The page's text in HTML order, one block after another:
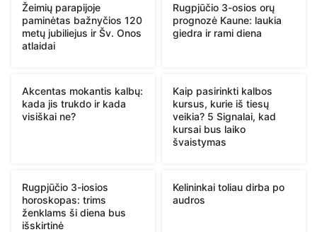
Žeimių parapijoje
paminėtas bažnyčios 120
metų jubiliejus ir Šv. Onos
atlaidai
Rugpjūčio 3-osios orų
prognozė Kaune: laukia
giedra ir rami diena
Akcentas mokantis kalbų:
kada jis trukdo ir kada
visiškai ne?
Kaip pasirinkti kalbos
kursus, kurie iš tiesų
veikia? 5 Signalai, kad
kursai bus laiko
švaistymas
Rugpjūčio 3-iosios
horoskopas: trims
ženklams ši diena bus
išskirtinė
Kelininkai toliau dirba po
audros